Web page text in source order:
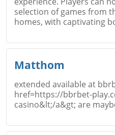
selection of games from
homes, with captivating
Matthom
extended available at
href=https://bbrbet-
casino&lt;/a&gt; are